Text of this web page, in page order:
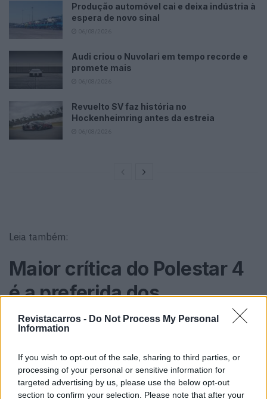
Revistacarros - Do Not Process My Personal
Information
If you wish to opt-out of the sale, sharing to third parties, or
processing of your personal or sensitive information for
targeted advertising by us, please use the below opt-out
section to confirm your selection. Please note that after your
Produção automóvel cai e deixa indústria à
espera de novo sinal
Audi criou o Nuvolari em tempo recorde e
promete mais
Revuelto SV faz história no
Hockenheimring antes da estreia
Leia também:
Maior crítica do Polestar 4
é a preferida dos
condutores. E esta?
Mobilidade elétrica
mobilidade sustentável
Polestar
Polestar 4
SUV